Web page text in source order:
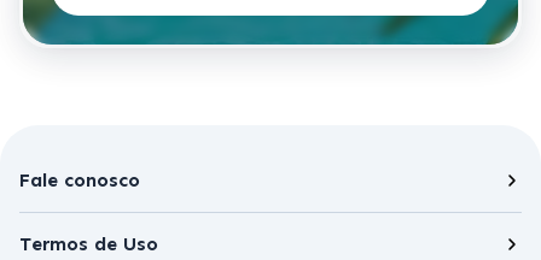
Fale conosco
Termos de Uso